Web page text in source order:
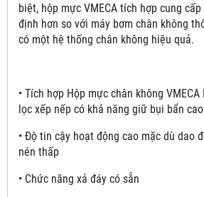
biệt, hộp mực VMECA tích hợp cung
định hơn so với máy bơm chân không
có một hệ thống chân không hiệu quả.
• Tích hợp Hộp mực chân không
lọc xếp nếp có khả năng giữ bụi bẩn cao
• Độ tin cậy hoạt động cao mặc dù dao
nén thấp
• Chức năng xả đáy có sẵn